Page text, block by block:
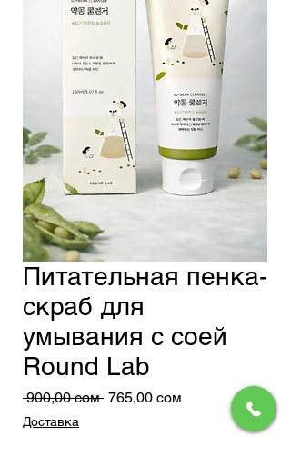
Питательная пенка-
скраб для
умывания с соей
Round Lab
900,00 сом Обычная
765,00 сом Спеццена
Доставка